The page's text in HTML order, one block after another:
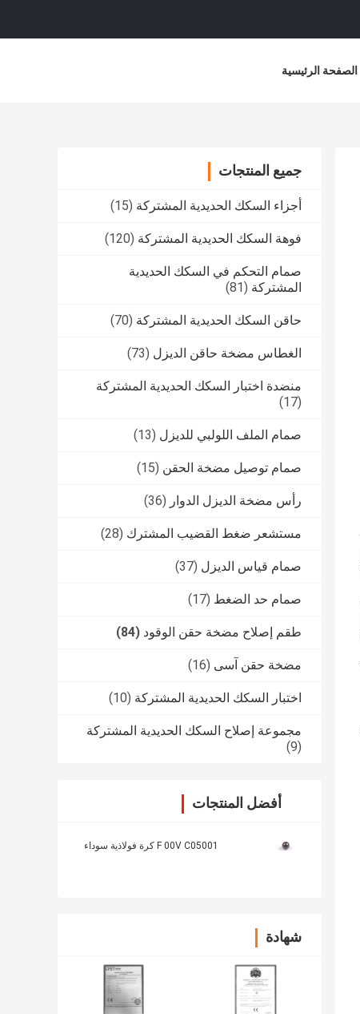
الصفحة الرئيسية
جميع المنتجات
أجزاء السكك الحديدية المشتركة (15)
فوهة السكك الحديدية المشتركة (120)
صمام التحكم في السكك الحديدية
المشتركة (81)
حاقن السكك الحديدية المشتركة (70)
الغطاس مضخة حاقن الديزل (73)
منضدة اختبار السكك الحديدية المشتركة
(17)
صمام الملف اللولبي للديزل (13)
صمام توصيل مضخة الحقن (15)
رأس مضخة الديزل الدوار (36)
مستشعر ضغط القضيب المشترك (28)
صمام قياس الديزل (37)
صمام حد الضغط (17)
طقم إصلاح مضخة حقن الوقود (84)
مضخة حقن آسى (16)
اختبار السكك الحديدية المشتركة (10)
مجموعة إصلاح السكك الحديدية المشتركة
(9)
أفضل المنتجات
F 00V C05001 كرة فولاذية سوداء
شهادة